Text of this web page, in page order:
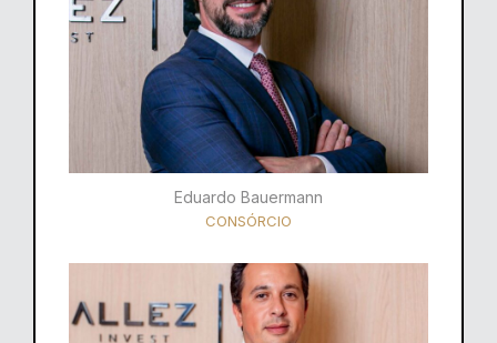
Eduardo Bauermann
CONSÓRCIO